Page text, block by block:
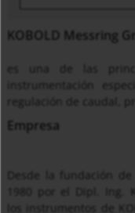
KOBOLD Messring
instrumentación
regulación de caudal,
Empresa
1980 por el Dipl. Ing.
los instrumentos de